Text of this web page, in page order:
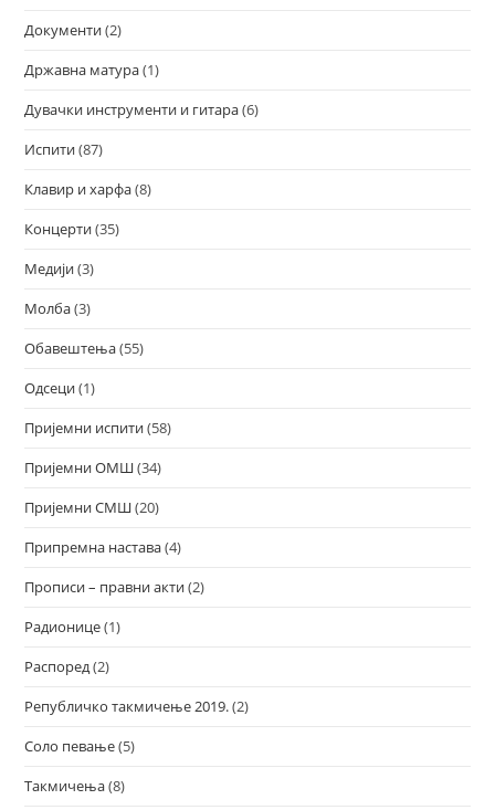
Документи(2)
Државна матура(1)
Дувачки инструменти и гитара(6)
Испити(87)
Клавир и харфа(8)
Концерти(35)
Медији(3)
Молба(3)
Обавештења(55)
Одсеци(1)
Пријемни испити(58)
Пријемни ОМШ(34)
Пријемни СМШ(20)
Припремна настава(4)
Прописи – правни акти(2)
Радионице(1)
Распоред(2)
Републичко такмичење 2019.(2)
Соло певање(5)
Такмичења(8)